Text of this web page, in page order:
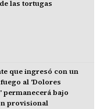
las tortugas
que ingresó con un
al 'Dolores
permanecerá bajo
provisional